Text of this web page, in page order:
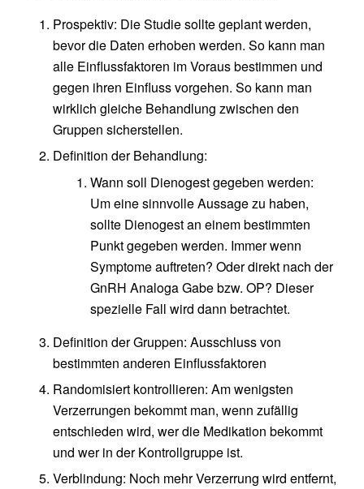
Prospektiv: Die Studie sollte geplant werden,
bevor die Daten erhoben werden. So kann man
alle Einflussfaktoren im Voraus bestimmen und
gegen ihren Einfluss vorgehen. So kann man
wirklich gleiche Behandlung zwischen den
Gruppen sicherstellen.
Definition der Behandlung:
Wann soll Dienogest gegeben werden:
Um eine sinnvolle Aussage zu haben,
sollte Dienogest an einem bestimmten
Punkt gegeben werden. Immer wenn
Symptome auftreten? Oder direkt nach der
GnRH Analoga Gabe bzw. OP? Dieser
spezielle Fall wird dann betrachtet.
Definition der Gruppen: Ausschluss von
bestimmten anderen Einflussfaktoren
Randomisiert kontrollieren: Am wenigsten
Verzerrungen bekommt man, wenn zufällig
entschieden wird, wer die Medikation bekommt
und wer in der Kontrollgruppe ist.
Verblindung: Noch mehr Verzerrung wird entfernt,